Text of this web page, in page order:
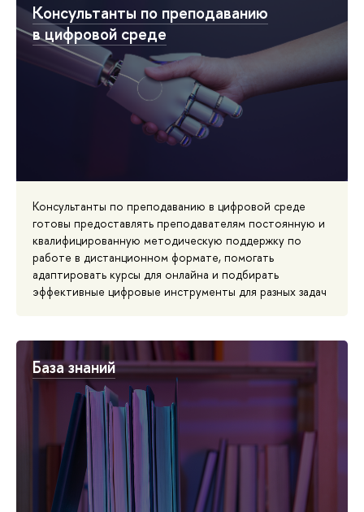
Консультанты по преподаванию
в цифровой среде
Консультанты по преподаванию в цифровой среде
готовы предоставлять преподавателям постоянную и
квалифицированную методическую поддержку по
работе в дистанционном формате, помогать
адаптировать курсы для онлайна и подбирать
эффективные цифровые инструменты для разных задач
База знаний